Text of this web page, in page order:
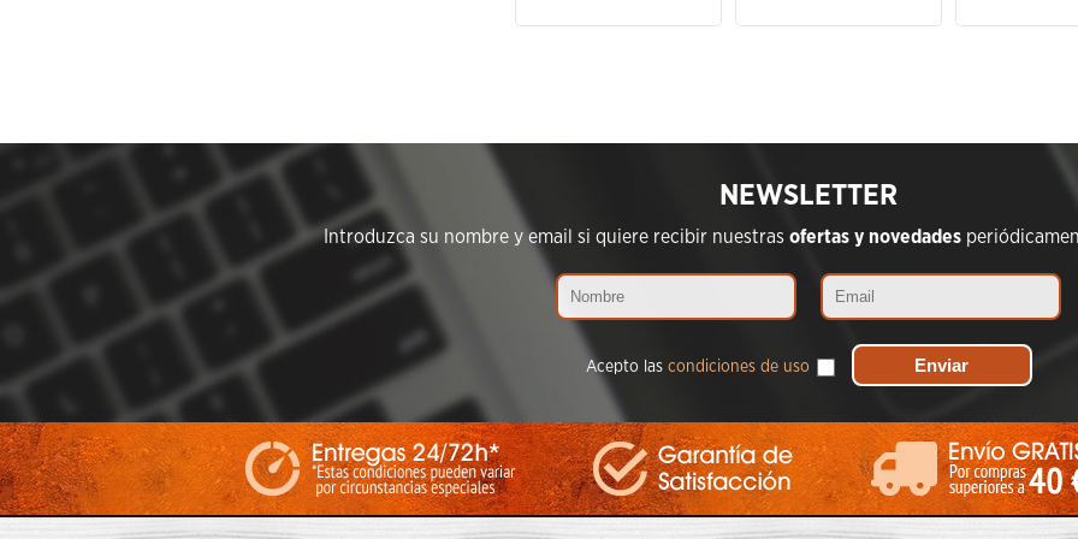
NEWSLETTER
Introduzca su nombre y email si quiere recibir nuestras ofertas y novedades
Acepto las condiciones de uso